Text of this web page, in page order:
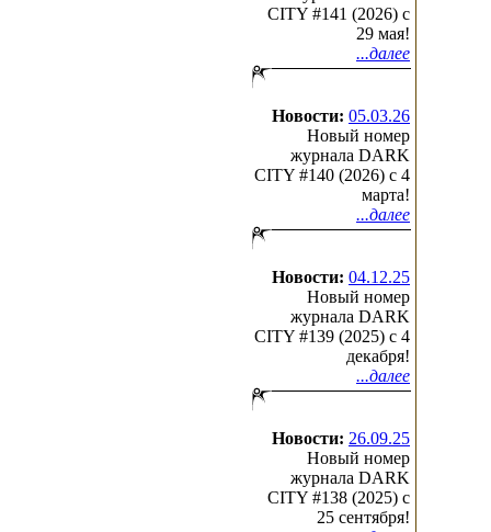
CITY #141 (2026) c
29 мая!
...далее
Новости: 05.03.26
Новый номер
журнала DARK
CITY #140 (2026) c 4
марта!
...далее
Новости: 04.12.25
Новый номер
журнала DARK
CITY #139 (2025) c 4
декабря!
...далее
Новости: 26.09.25
Новый номер
журнала DARK
CITY #138 (2025) c
25 сентября!